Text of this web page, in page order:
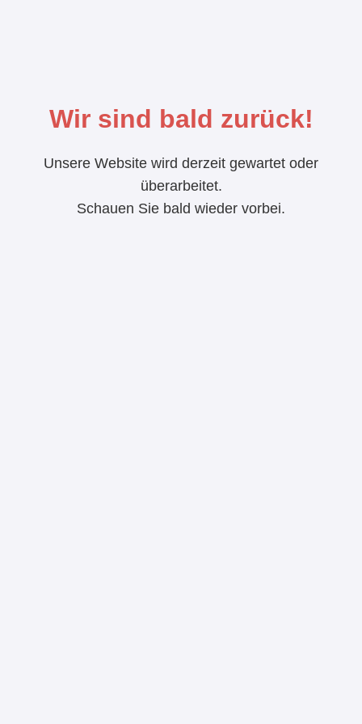
Wir sind bald zurück!
Unsere Website wird derzeit gewartet oder
überarbeitet.
Schauen Sie bald wieder vorbei.